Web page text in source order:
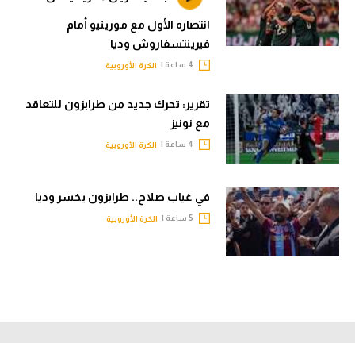
انتصاره الأول مع مورينيو أمام
فيرينتسفاروش وديا
الكرة الأوروبية
تقرير: تحرك جديد من طرابزون للتعاقد
مع نونيز
الكرة الأوروبية
في غياب صلاح.. طرابزون يخسر وديا
الكرة الأوروبية